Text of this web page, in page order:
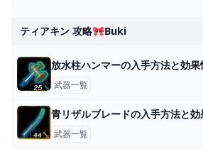
ティアキン 攻略🎀buki
放水柱ハンマーの入手方法と効果
武器一覧
青リザルブレードの入手方法と効
武器一覧